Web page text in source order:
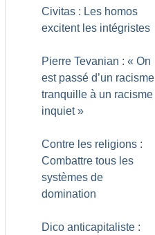
Civitas : Les homos
excitent les intégristes
Pierre Tevanian : « On
est passé d’un racisme
tranquille à un racisme
inquiet »
Contre les religions :
Combattre tous les
systèmes de
domination
Dico anticapitaliste :